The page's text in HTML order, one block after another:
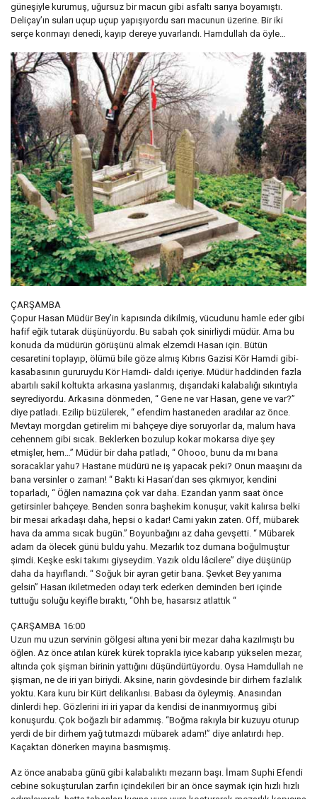
güneşiyle kurumuş, uğursuz bir macun gibi asfaltı sarıya boyamıştı.
Deliçay’ın suları uçup uçup yapışıyordu sarı macunun üzerine. Bir iki
serçe konmayı denedi, kayıp dereye yuvarlandı. Hamdullah da öyle…
ÇARŞAMBA
Çopur Hasan Müdür Bey’in kapısında dikilmiş, vücudunu hamle eder gibi
hafif eğik tutarak düşünüyordu. Bu sabah çok sinirliydi müdür. Ama bu
konuda da müdürün görüşünü almak elzemdi Hasan için. Bütün
cesaretini toplayıp, ölümü bile göze almış Kıbrıs Gazisi Kör Hamdi gibi-
kasabasının gururuydu Kör Hamdi- daldı içeriye. Müdür haddinden fazla
abartılı sakil koltukta arkasına yaslanmış, dışarıdaki kalabalığı sıkıntıyla
seyrediyordu. Arkasına dönmeden, “ Gene ne var Hasan, gene ve var?”
diye patladı. Ezilip büzülerek, “ efendim hastaneden aradılar az önce.
Mevtayı morgdan getirelim mi bahçeye diye soruyorlar da, malum hava
cehennem gibi sıcak. Beklerken bozulup kokar mokarsa diye şey
etmişler, hem…” Müdür bir daha patladı, “ Ohooo, bunu da mı bana
soracaklar yahu? Hastane müdürü ne iş yapacak peki? Onun maaşını da
bana versinler o zaman! “ Baktı ki Hasan’dan ses çıkmıyor, kendini
toparladı, “ Öğlen namazına çok var daha. Ezandan yarım saat önce
getirsinler bahçeye. Benden sonra başhekim konuşur, vakit kalırsa belki
bir mesai arkadaşı daha, hepsi o kadar! Cami yakın zaten. Off, mübarek
hava da amma sıcak bugün.” Boyunbağını az daha gevşetti. “ Mübarek
adam da ölecek günü buldu yahu. Mezarlık toz dumana boğulmuştur
şimdi. Keşke eski takımı giyseydim. Yazık oldu lâcilere” diye düşünüp
daha da hayıflandı. “ Soğuk bir ayran getir bana. Şevket Bey yanıma
gelsin” Hasan ikiletmeden odayı terk ederken deminden beri içinde
tuttuğu soluğu keyifle bıraktı, “Ohh be, hasarsız atlattık “
ÇARŞAMBA 16:00
Uzun mu uzun servinin gölgesi altına yeni bir mezar daha kazılmıştı bu
öğlen. Az önce atılan kürek kürek toprakla iyice kabarıp yükselen mezar,
altında çok şişman birinin yattığını düşündürtüyordu. Oysa Hamdullah ne
şişman, ne de iri yarı biriydi. Aksine, narin gövdesinde bir dirhem fazlalık
yoktu. Kara kuru bir Kürt delikanlısı. Babası da öyleymiş. Anasından
dinlerdi hep. Gözlerini iri iri yapar da kendisi de inanmıyormuş gibi
konuşurdu. Çok boğazlı bir adammış. “Boğma rakıyla bir kuzuyu oturup
yerdi de bir dirhem yağ tutmazdı mübarek adam!” diye anlatırdı hep.
Kaçaktan dönerken mayına basmışmış.
Az önce anababa günü gibi kalabalıktı mezarın başı. İmam Suphi Efendi
cebine sokuşturulan zarfın içindekileri bir an önce saymak için hızlı hızlı